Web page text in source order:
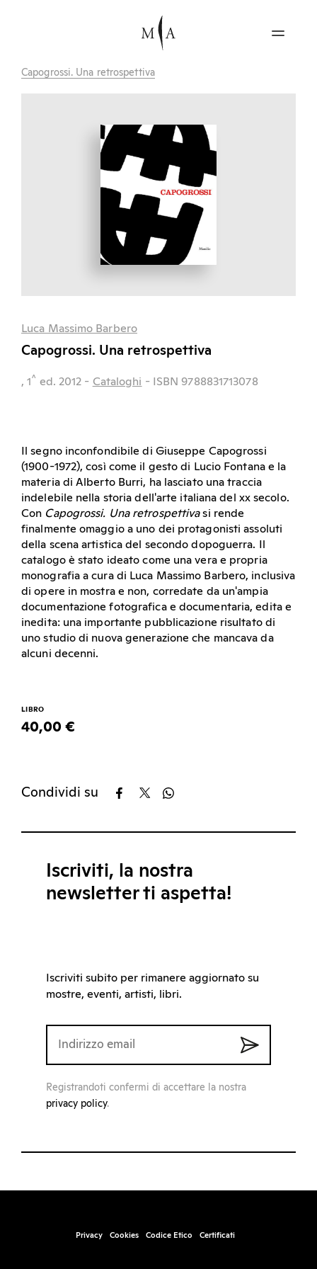
Capogrossi. Una retrospettiva
Luca Massimo Barbero
Capogrossi. Una retrospettiva
, 1^ ed. 2012 - Cataloghi - ISBN 9788831713078
Il segno inconfondibile di Giuseppe Capogrossi
(1900-1972), così come il gesto di Lucio Fontana e la
materia di Alberto Burri, ha lasciato una traccia
indelebile nella storia dell'arte italiana del xx secolo.
Con Capogrossi. Una retrospettivasi rende
finalmente omaggio a uno dei protagonisti assoluti
della scena artistica del secondo dopoguerra. Il
catalogo è stato ideato come una vera e propria
monografia a cura di Luca Massimo Barbero, inclusiva
di opere in mostra e non, corredate da un'ampia
documentazione fotografica e documentaria, edita e
inedita: una importante pubblicazione risultato di
uno studio di nuova generazione che mancava da
alcuni decenni.
LIBRO
40,00 €
Condividi su
Iscriviti, la nostra
newsletter ti aspetta!
Iscriviti subito per rimanere aggiornato su
mostre, eventi, artisti, libri.
Registrandoti confermi di accettare la nostra
privacy policy.
Privacy Cookies Codice Etico Certificati